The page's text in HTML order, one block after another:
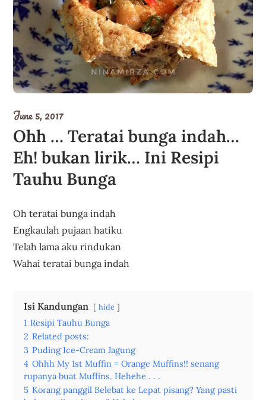
June 5, 2017
Ohh … Teratai bunga indah…
Eh! bukan lirik… Ini Resipi
Tauhu Bunga
Oh teratai bunga indah
Engkaulah pujaan hatiku
Telah lama aku rindukan
Wahai teratai bunga indah
Isi Kandungan hide
1 Resipi Tauhu Bunga
2 Related posts:
3 Puding Ice-Cream Jagung
4 Ohhh My 1st Muffin = Orange Muffins!! senang
rupanya buat Muffins. Hehehe . . .
5 Korang panggil Belebat ke Lepat pisang? Yang pasti